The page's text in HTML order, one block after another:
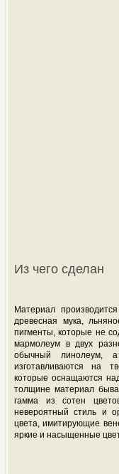
Из чего сделан
Материал
древесная мука,
пигменты, которые не
мармолеум в двух
обычный линолеум,
изготавливаются на
которые оснащаются
толщине материал
гамма из сотен
невероятный стиль и
цвета, имитирующие
яркие и насыщенные